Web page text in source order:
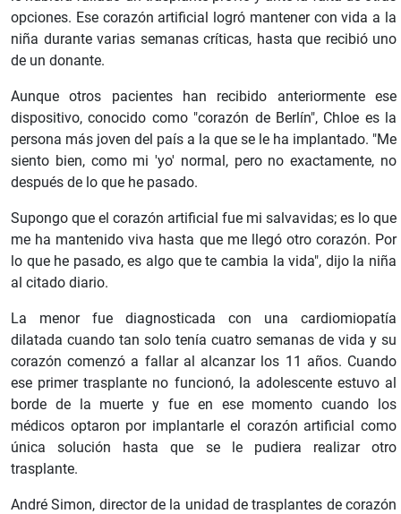
opciones. Ese corazón artificial logró mantener con vida a la
niña durante varias semanas críticas, hasta que recibió uno
de un donante.
Aunque otros pacientes han recibido anteriormente ese
dispositivo, conocido como "corazón de Berlín", Chloe es la
persona más joven del país a la que se le ha implantado. "Me
siento bien, como mi 'yo' normal, pero no exactamente, no
después de lo que he pasado.
Supongo que el corazón artificial fue mi salvavidas; es lo que
me ha mantenido viva hasta que me llegó otro corazón. Por
lo que he pasado, es algo que te cambia la vida", dijo la niña
al citado diario.
La menor fue diagnosticada con una cardiomiopatía
dilatada cuando tan solo tenía cuatro semanas de vida y su
corazón comenzó a fallar al alcanzar los 11 años. Cuando
ese primer trasplante no funcionó, la adolescente estuvo al
borde de la muerte y fue en ese momento cuando los
médicos optaron por implantarle el corazón artificial como
única solución hasta que se le pudiera realizar otro
trasplante.
André Simon, director de la unidad de trasplantes de corazón